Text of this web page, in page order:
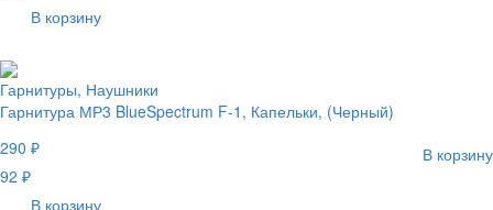
В корзину
Гарнитуры, Наушники
Гарнитура МР3 BlueSpectrum F-1, Капельки, (Черный)
290 ₽
В корзину
92 ₽
В корзину